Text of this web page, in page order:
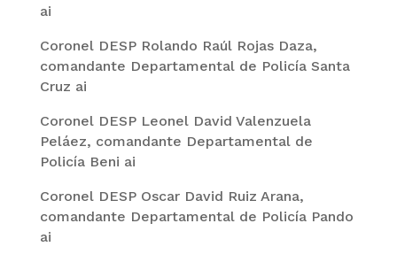
ai
Coronel DESP Rolando Raúl Rojas Daza,
comandante Departamental de Policía Santa
Cruz ai
Coronel DESP Leonel David Valenzuela
Peláez, comandante Departamental de
Policía Beni ai
Coronel DESP Oscar David Ruiz Arana,
comandante Departamental de Policía Pando
ai